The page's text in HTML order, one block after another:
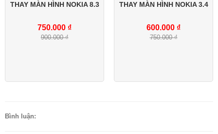
THAY MÀN HÌNH NOKIA 8.3
750.000 ₫
900.000 ₫
THAY MÀN HÌNH NOKIA 3.4
600.000 ₫
750.000 ₫
Bình luận: